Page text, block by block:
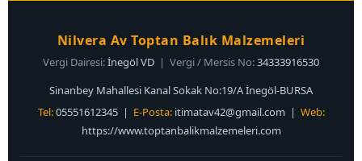
Nilvera Av Toptan Balık Malzemeleri
Vergi Dairesi:İnegöl VD | Vergi / Mersis No:34333916530
Sinanbey Mahallesi Kanal Sokak No:19/A İnegöl-BURSA
Tel:05551612345 | E-Posta: itimatav42@gmail.com | Web:
https://www.toptanbalikmalzemeleri.com